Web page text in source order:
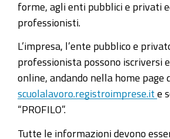
forme, agli enti pubblici e privati
professionisti.
L’impresa, l’ente pubblico e
professionista possono iscriversi
online, andando nella home page
scuolalavoro.registroimprese.it e
“PROFILO”.
Tutte le informazioni devono